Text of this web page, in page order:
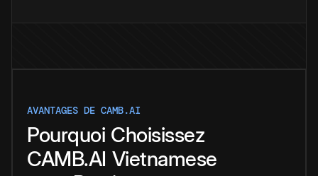
AVANTAGES DE CAMB.AI
Pourquoi Choisissez
CAMB.AI Vietnamese